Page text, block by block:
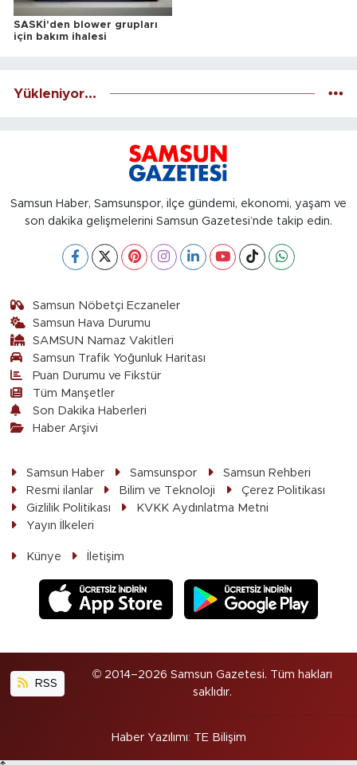
SASKİ'den blower grupları
için bakım ihalesi
Yükleniyor...
Samsun Haber, Samsunspor, ilçe gündemi, ekonomi, yaşam ve
son dakika gelişmelerini Samsun Gazetesi’nde takip edin.
Samsun Nöbetçi Eczaneler
Samsun Hava Durumu
SAMSUN Namaz Vakitleri
Samsun Trafik Yoğunluk Haritası
Puan Durumu ve Fikstür
Tüm Manşetler
Son Dakika Haberleri
Haber Arşivi
Samsun Haber Samsunspor
Samsun Rehberi
Resmi ilanlar
Bilim ve Teknoloji
Çerez Politikası
Gizlilik Politikası
KVKK Aydınlatma Metni
Yayın İlkeleri
Künye İletişim
RSS
© 2014–2026 Samsun Gazetesi. Tüm hakları
saklıdır.
Haber Yazılımı: TE Bilişim